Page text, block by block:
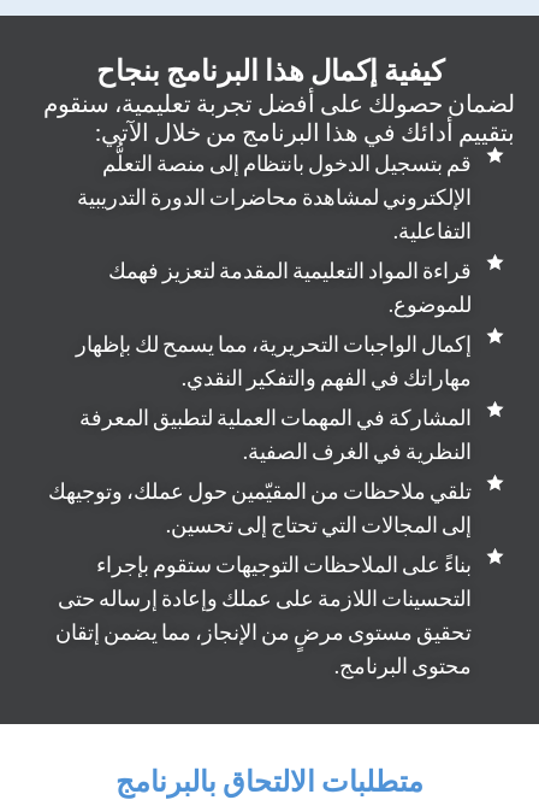
كيفية إكمال هذا البرنامج بنجاح
لضمان حصولك على أفضل تجربة تعليمية، سنقوم
بتقييم أدائك في هذا البرنامج من خلال الآتي:
قم بتسجيل الدخول بانتظام إلى منصة التعلُّم
الإلكتروني لمشاهدة محاضرات الدورة التدريبية
التفاعلية.
قراءة المواد التعليمية المقدمة لتعزيز فهمك
للموضوع.
إكمال الواجبات التحريرية، مما يسمح لك بإظهار
مهاراتك في الفهم والتفكير النقدي.
المشاركة في المهمات العملية لتطبيق المعرفة
النظرية في الغرف الصفية.
تلقي ملاحظات من المقيّمين حول عملك، وتوجيهك
إلى المجالات التي تحتاج إلى تحسين.
بناءً على الملاحظات التوجيهات ستقوم بإجراء
التحسينات اللازمة على عملك وإعادة إرساله حتى
تحقيق مستوى مرضٍ من الإنجاز، مما يضمن إتقان
محتوى البرنامج.
متطلبات الالتحاق بالبرنامج